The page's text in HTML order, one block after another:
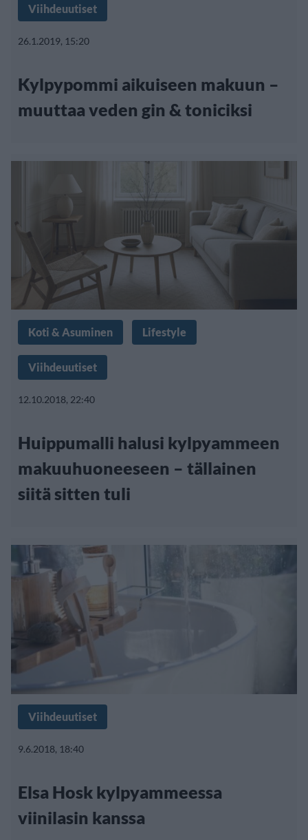
Viihdeuutiset
26.1.2019, 15:20
Kylpypommi aikuiseen makuun –
muuttaa veden gin & toniciksi
Koti & Asuminen Lifestyle
Viihdeuutiset
12.10.2018, 22:40
Huippumalli halusi kylpyammeen
makuuhuoneeseen – tällainen
siitä sitten tuli
Viihdeuutiset
9.6.2018, 18:40
Elsa Hosk kylpyammeessa
viinilasin kanssa